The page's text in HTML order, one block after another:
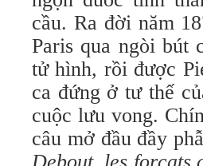
cầu. Ra đời năm
Paris qua ngòi bút
tử hình, rồi được
ca đứng ở tư thế
cuộc lưu vong.
câu mở đầu đầy